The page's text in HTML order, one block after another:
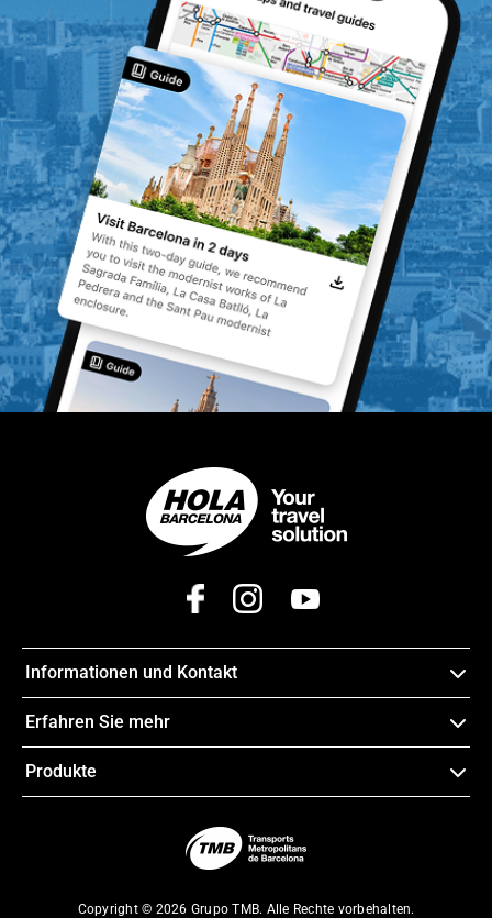
Informationen und Kontakt
Erfahren Sie mehr
Produkte
Copyright © 2026 Grupo TMB. Alle Rechte vorbehalten.